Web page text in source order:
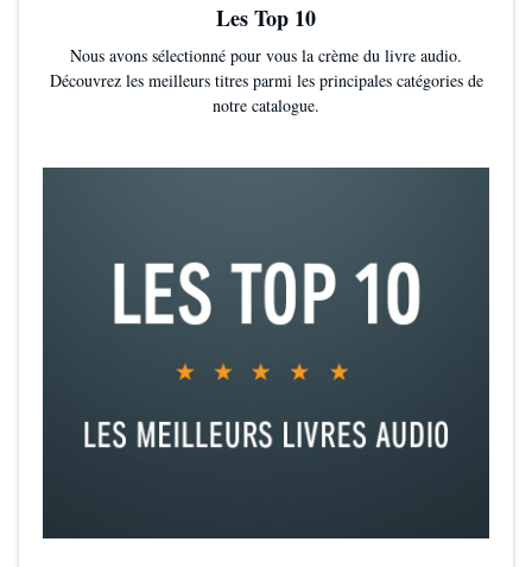
Les Top 10
Nous avons sélectionné pour vous la crème du livre audio.
Découvrez les meilleurs titres parmi les principales catégories de
notre catalogue.